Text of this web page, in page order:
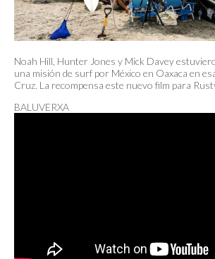
Noah Hill, Hunter Jones y Mick Davey
una misión de surf por México en Oaxaca en
Cruz. La recompensa este nuevo film para
BALUVERXA